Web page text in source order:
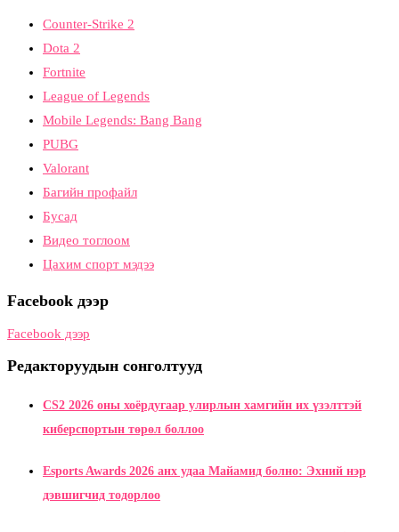
Counter-Strike 2
Dota 2
Fortnite
League of Legends
Mobile Legends: Bang Bang
PUBG
Valorant
Багийн профайл
Бусад
Видео тоглоом
Цахим спорт мэдээ
Facebook дээр
Facebook дээр
Редакторуудын сонголтууд
CS2 2026 оны хоёрдугаар улирлын хамгийн их үзэлттэй
киберспортын төрөл боллоо
Esports Awards 2026 анх удаа Майамид болно: Эхний нэр
дэвшигчид тодорлоо